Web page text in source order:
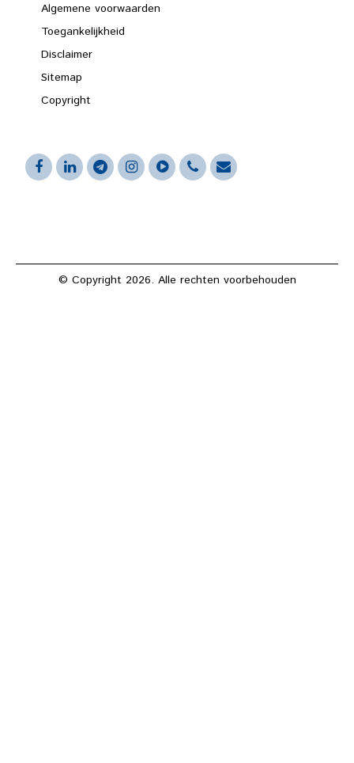
Algemene voorwaarden
Toegankelijkheid
Disclaimer
Sitemap
Copyright
© Copyright 2026. Alle rechten voorbehouden